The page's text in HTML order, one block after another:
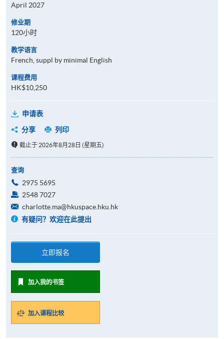
April 2027
修业期
120小时
教学语言
French, suppl by minimal English
课程费用
HK$10,250
申请表
分享
列印
截止于 2026年8月28日 (星期五)
查询
2975 5695
2548 7027
charlotte.ma@hkuspace.hku.hk
有疑问？欢迎在此提出
立即报名
加入我的书签
加入课程比较